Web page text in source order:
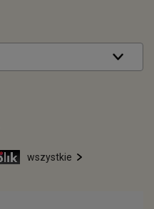
wszystkie